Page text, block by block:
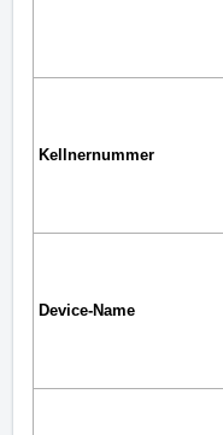
Kellnernummer
Device-Name